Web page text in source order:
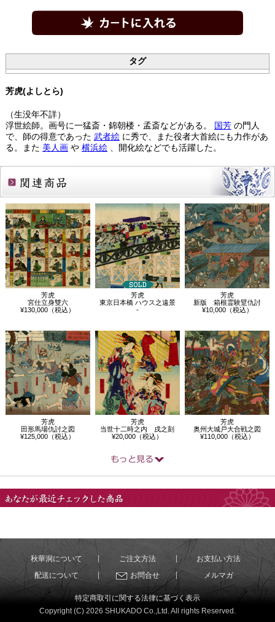
タグ
芳虎(よしとら)
（生没年不詳）
浮世絵師。画号に一猛斎・錦朝楼・孟斎などがある。 国芳の門人
で、師の得意であった 武者絵に秀で、また役者大首絵にも力作があ
る。また 美人画や 横浜絵、開化絵などでも活躍した。
関連商品
芳虎
宮仕立身雙六
¥130,000（税込）
芳虎
東京日本橋 ハウス之遠景
-
芳虎
新版 箱根霊験躄仇討
¥10,000（税込）
芳虎
田形馬場仇討之図
¥125,000（税込）
芳虎
当世十二時之内 戌之刻
¥20,000（税込）
芳虎
奥州大城戸大合戦之図
¥110,000（税込）
秋華洞について ご注文方法
お支払い方法
配送について
お問合せ メルマガ
特定商取引に関する法律に基づく表示
Copyright (C) 2026 SHUKADO Co.,Ltd. All rights Reserved.